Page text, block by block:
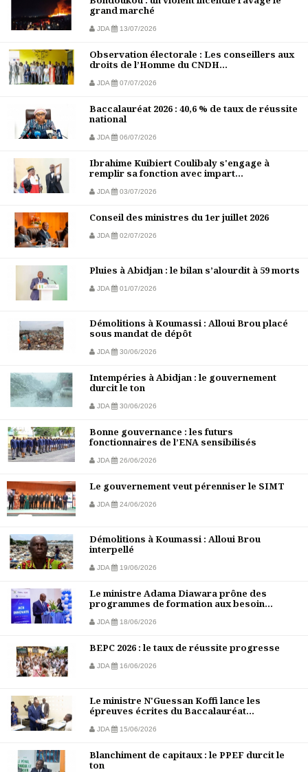
grand marché
JDA 13/07/2026
Observation électorale : Les conseillers aux
droits de l’Homme du CNDH...
JDA 07/07/2026
Baccalauréat 2026 : 40,6 % de taux de réussite
national
JDA 06/07/2026
Ibrahime Kuibiert Coulibaly s'engage à
remplir sa fonction avec impart...
JDA 03/07/2026
Conseil des ministres du 1er juillet 2026
JDA 02/07/2026
Pluies à Abidjan : le bilan s’alourdit à 59 morts
JDA 01/07/2026
Démolitions à Koumassi : Alloui Brou placé
sous mandat de dépôt
JDA 30/06/2026
Intempéries à Abidjan : le gouvernement
durcit le ton
JDA 30/06/2026
Bonne gouvernance : les futurs
fonctionnaires de l’ENA sensibilisés
JDA 26/06/2026
Le gouvernement veut pérenniser le SIMT
JDA 24/06/2026
Démolitions à Koumassi : Alloui Brou
interpellé
JDA 19/06/2026
Le ministre Adama Diawara prône des
programmes de formation aux besoin...
JDA 18/06/2026
BEPC 2026 : le taux de réussite progresse
JDA 16/06/2026
Le ministre N'Guessan Koffi lance les
épreuves écrites du Baccalauréat...
JDA 15/06/2026
Blanchiment de capitaux : le PPEF durcit le
ton